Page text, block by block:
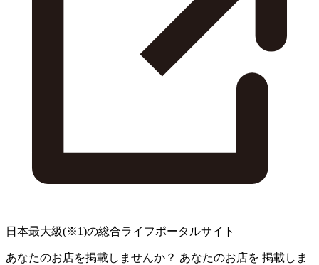
日本最大級(※1)の総合ライフポータルサイト
あなたのお店を掲載しませんか？ あなたのお店を 掲載しま